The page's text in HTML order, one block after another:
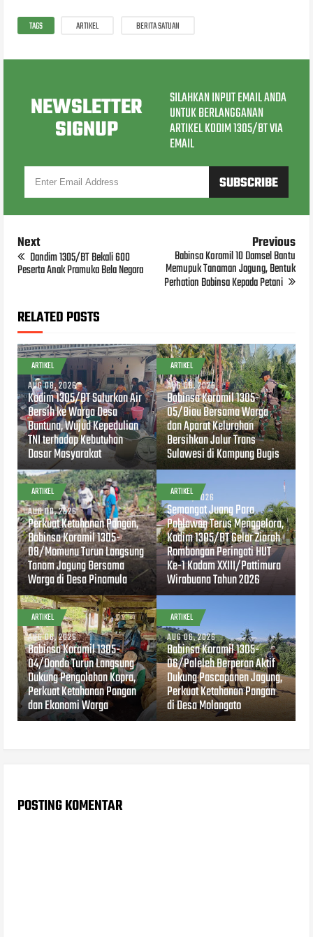
TAGS ARTIKEL BERITA SATUAN
NEWSLETTER
SIGNUP
SILAHKAN INPUT EMAIL ANDA
UNTUK BERLANGGANAN
ARTIKEL KODIM 1305/BT VIA
EMAIL
Next
Dandim 1305/BT Bekali 600
Peserta Anak Pramuka Bela Negara
Previous
Babinsa Koramil 10 Damsel Bantu
Memupuk Tanaman Jagung, Bentuk
Perhatian Babinsa Kepada Petani
RELATED POSTS
ARTIKEL
AUG 08, 2026
Kodim 1305/BT Salurkan Air
Bersih ke Warga Desa
Buntuna, Wujud Kepedulian
TNI terhadap Kebutuhan
Dasar Masyarakat
ARTIKEL
AUG 08, 2026
Babinsa Koramil 1305-
05/Biau Bersama Warga
dan Aparat Kelurahan
Bersihkan Jalur Trans
Sulawesi di Kampung Bugis
ARTIKEL
AUG 08, 2026
Perkuat Ketahanan Pangan,
Babinsa Koramil 1305-
08/Momunu Turun Langsung
Tanam Jagung Bersama
Warga di Desa Pinamula
ARTIKEL
AUG 07, 2026
Semangat Juang Para
Pahlawan Terus Menggelora,
Kodim 1305/BT Gelar Ziarah
Rombongan Peringati HUT
Ke-1 Kodam XXIII/Pattimura
Wirabuana Tahun 2026
ARTIKEL
AUG 06, 2026
Babinsa Koramil 1305-
04/Dondo Turun Langsung
Dukung Pengolahan Kopra,
Perkuat Ketahanan Pangan
dan Ekonomi Warga
ARTIKEL
AUG 06, 2026
Babinsa Koramil 1305-
06/Paleleh Berperan Aktif
Dukung Pascapanen Jagung,
Perkuat Ketahanan Pangan
di Desa Molangato
POSTING KOMENTAR